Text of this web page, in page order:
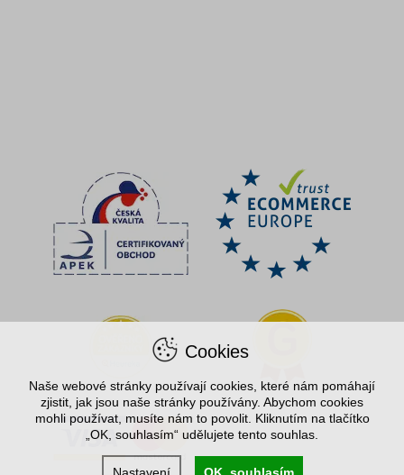
Cookies
Naše webové stránky používají cookies, které nám pomáhají
zjistit, jak jsou naše stránky používány. Abychom cookies
mohli používat, musíte nám to povolit. Kliknutím na tlačítko
„OK, souhlasím“ udělujete tento souhlas.